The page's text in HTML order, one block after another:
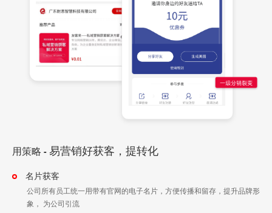
用策略 - 易营销好获客，提转化
名片获客
公司所有员工统一用带有官网的电子名片，方便传播和留存，提升品牌形
象， 为公司引流